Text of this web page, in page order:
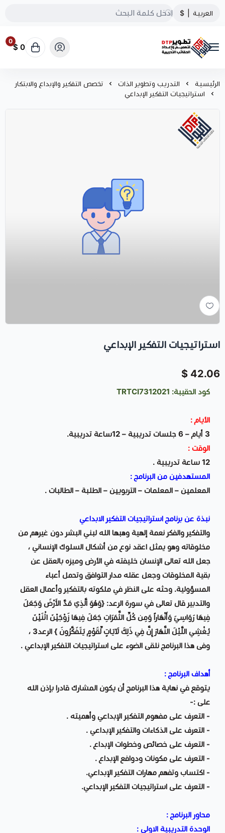
العربية $
تطوير الحقائب التدريبية
0
0 $
الرئيسية التدريب وتطوير الذات
تخصص التفكير والإبداع والابتكار
استراتيجيات التفكير الإبداعي
استراتيجيات التفكير الإبداعي
42.06 $
كود الحقيبة: TRTCI7312021
الأيام :
3 أيام – 6 جلسات تدريبية – 12ساعة تدريبية.
الوقت :
12 ساعة تدريبية .
المستهدفين من البرنامج :
المعلمين – المعلمات – التربويين – الطلبة – الطالبات .
نبذة عن برنامج استراتيجيات التفكير الابداعي
والتفكير والفكر نعمة إلهية وهبها الله لبني البشر دون غيرهم من
مخلوقاته وهو يمثل اعقد نوع من أشكال السلوك الإنساني ،
جعل الله تعالى الإنسان خليفته في الأرض وميزه بالعقل عن
بقية المخلوقات وجعل عقله مدار التوافق وتحمل أعباء
المسؤولية. وحثه على النظر في ملكوته بالتفكير وأعمال العقل
والتدبير قال تعالى في سورة الرعد: {وَهُوَ الَّذِي مَدَّ الأَرْضَ وَجَعَلَ
فِيهَا رَوَاسِيَ وَأَنْهَاراً وَمِن كُلِّ الثَّمَرَاتِ جَعَلَ فِيهَا زَوْجَيْنِ اثْنَيْنِ
يُغْشِي اللَّيْلَ النَّهَارَ إِنَّ فِي ذَلِكَ لَآيَاتٍ لِّقَوْمٍ يَتَفَكَّرُونَ } الرعد3 ،
وفى هذا البرنامج نلقى الضوء على استراتيجيات التفكير الإبداعي .
أهداف البرنامج :
يتوقع في نهاية هذا البرنامج أن يكون المشارك قادرا بإذن الله
على :-
- التعرف على مفهوم التفكير الإبداعي وأهميته .
- التعرف على الذكاءات والتفكير الإبداعي .
- التعرف على خصائص وخطوات الإبداع .
- التعرف على مكونات ودوافع الإبداع .
- اكتساب وتفهم مهارات التفكير الإبداعي.
- التعرف على استراتيجيات التفكير الإبداعي.
محاور البرنامج :
الوحدة التدريبية الاولى :